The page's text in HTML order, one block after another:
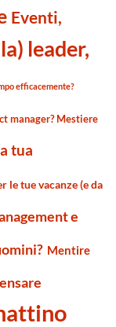
Eventi,
leader,
efficacemente?
manager? Mestiere
tua
le tue vacanze (e da
e
Mentire